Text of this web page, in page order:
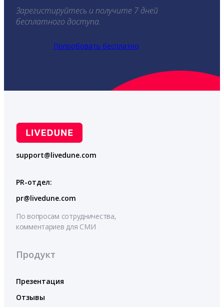
Зарегистируйтесь и получите 7 дней
бесплатного доступа.
Попробовать бесплатно
support@livedune.com
PR-отдел:
pr@livedune.com
По вопросам сотрудничества,
комментариев для СМИ
Продукт
Презентация
Отзывы